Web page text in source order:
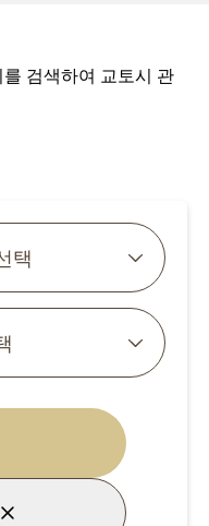
검색하여 교토시 관
택